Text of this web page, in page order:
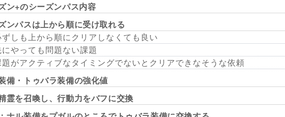
ン+のシーズンパス内容
ンパスは上から順に受け取れる
ずしも上から順にクリアしなくても良い
にやっても問題ない課題
がアクティブなタイミングでないとクリアできなそうな依頼
備・トゥバラ装備の強化値
霊を召喚し、行動力をバフに交換